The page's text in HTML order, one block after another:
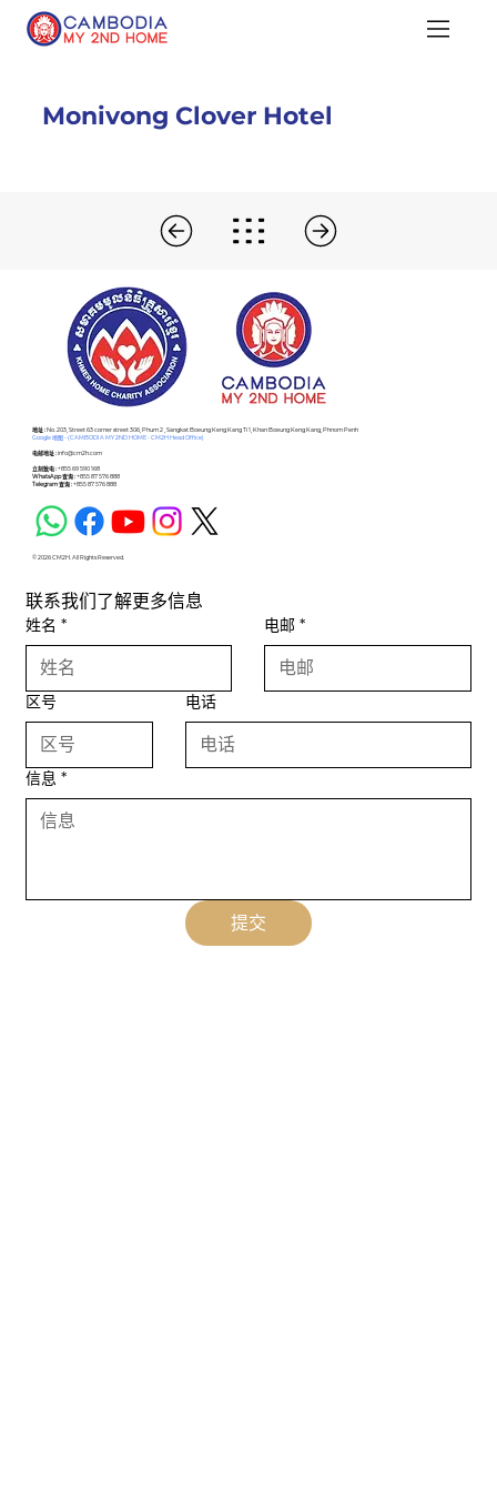
Monivong Clover Hotel
​地址 :No. 203, Street 63 corner street 306, Phum 2 , Sangkat Boeung Keng Kang Ti 1, Khan Boeung Keng Kang, Phnom Penh
Google 地图 - (CAMBODIA MY 2ND HOME - CM2H Head Office)
电邮地址 :info@cm2h.com
立刻致电 :+855 69 590 168
WhatsApp 查询 :+855 87 576 888
Telegram 查询 :+855 87 576 888
© 2026 CM2H. All Rights Reserved.
联系我们了解更多信息
姓名 * 电邮 *
区号 电话
信息 *
提交